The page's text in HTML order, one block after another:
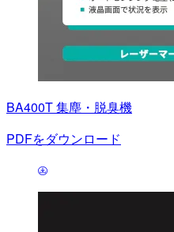
BA400T 集塵・脱臭機
PDFをダウンロード